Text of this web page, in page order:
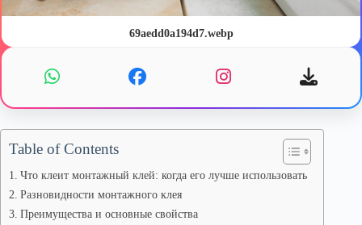
69aedd0a194d7.webp
Table of Contents
Что клеит монтажный клей: когда его лучше использовать
Разновидности монтажного клея
Преимущества и основные свойства